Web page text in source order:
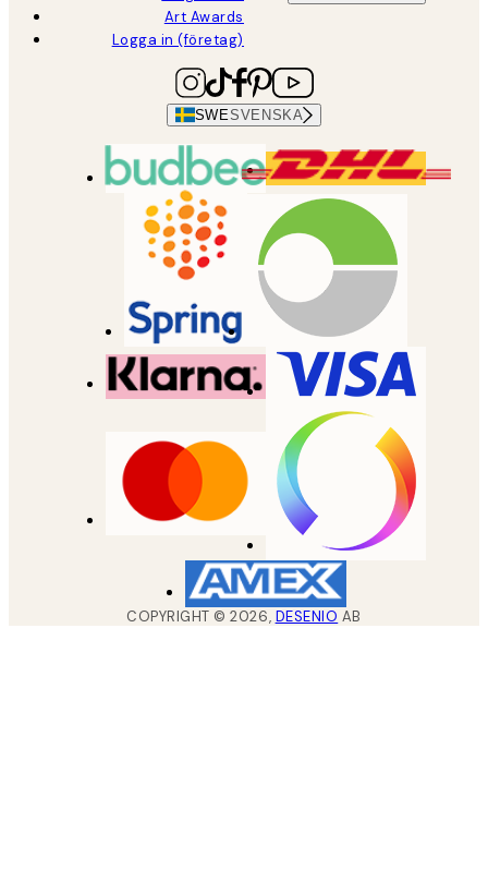
Art Awards
Logga in (företag)
SWESVENSKA
COPYRIGHT ©2026, DESENIO AB